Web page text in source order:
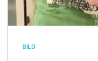
BILD